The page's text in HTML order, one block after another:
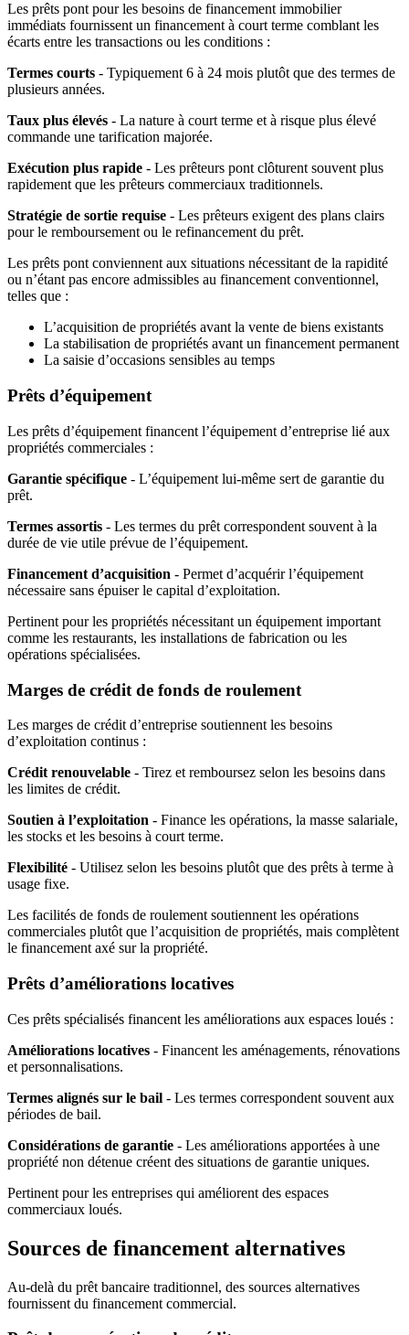
Les prêts pont pour les besoins de financement immobilier
immédiats fournissent un financement à court terme comblant les
écarts entre les transactions ou les conditions :
Termes courts - Typiquement 6 à 24 mois plutôt que des termes de
plusieurs années.
Taux plus élevés - La nature à court terme et à risque plus élevé
commande une tarification majorée.
Exécution plus rapide - Les prêteurs pont clôturent souvent plus
rapidement que les prêteurs commerciaux traditionnels.
Stratégie de sortie requise - Les prêteurs exigent des plans clairs
pour le remboursement ou le refinancement du prêt.
Les prêts pont conviennent aux situations nécessitant de la rapidité
ou n’étant pas encore admissibles au financement conventionnel,
telles que :
L’acquisition de propriétés avant la vente de biens existants
La stabilisation de propriétés avant un financement permanent
La saisie d’occasions sensibles au temps
Prêts d’équipement
Les prêts d’équipement financent l’équipement d’entreprise lié aux
propriétés commerciales :
Garantie spécifique - L’équipement lui-même sert de garantie du
prêt.
Termes assortis - Les termes du prêt correspondent souvent à la
durée de vie utile prévue de l’équipement.
Financement d’acquisition - Permet d’acquérir l’équipement
nécessaire sans épuiser le capital d’exploitation.
Pertinent pour les propriétés nécessitant un équipement important
comme les restaurants, les installations de fabrication ou les
opérations spécialisées.
Marges de crédit de fonds de roulement
Les marges de crédit d’entreprise soutiennent les besoins
d’exploitation continus :
Crédit renouvelable - Tirez et remboursez selon les besoins dans
les limites de crédit.
Soutien à l’exploitation - Finance les opérations, la masse salariale,
les stocks et les besoins à court terme.
Flexibilité - Utilisez selon les besoins plutôt que des prêts à terme à
usage fixe.
Les facilités de fonds de roulement soutiennent les opérations
commerciales plutôt que l’acquisition de propriétés, mais complètent
le financement axé sur la propriété.
Prêts d’améliorations locatives
Ces prêts spécialisés financent les améliorations aux espaces loués :
Améliorations locatives - Financent les aménagements, rénovations
et personnalisations.
Termes alignés sur le bail - Les termes correspondent souvent aux
périodes de bail.
Considérations de garantie - Les améliorations apportées à une
propriété non détenue créent des situations de garantie uniques.
Pertinent pour les entreprises qui améliorent des espaces
commerciaux loués.
Sources de financement alternatives
Au-delà du prêt bancaire traditionnel, des sources alternatives
fournissent du financement commercial.